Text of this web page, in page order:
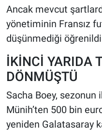
Ancak mevcut
yönetiminin Fransız
düşünmediği
İKİNCİ YARIDA
DÖNMÜŞTÜ
Sacha Boey, sezonun
Münih’ten 500 bin
yeniden Galatasaray